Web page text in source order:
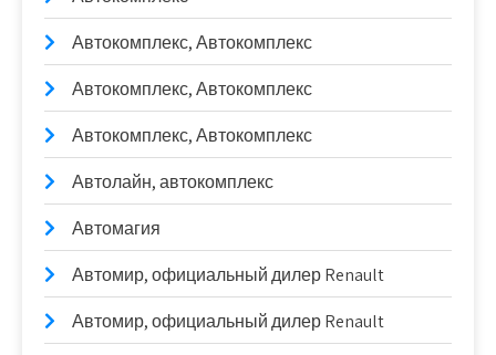
Автокомплекс, Автокомплекс
Автокомплекс, Автокомплекс
Автокомплекс, Автокомплекс
Автолайн, автокомплекс
Автомагия
Автомир, официальный дилер Renault
Автомир, официальный дилер Renault